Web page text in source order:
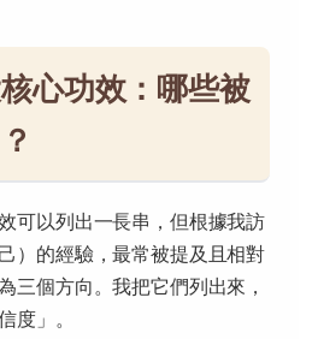
心功效：哪些被
可以列出一長串，但根據我訪
）的經驗，最常被提及且相對
三個方向。我把它們列出來，
度」。